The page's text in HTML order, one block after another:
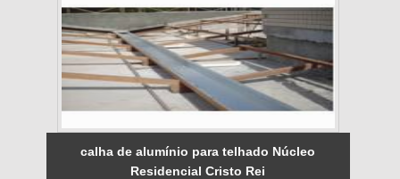
calha de alumínio para telhado Núcleo
Residencial Cristo Rei